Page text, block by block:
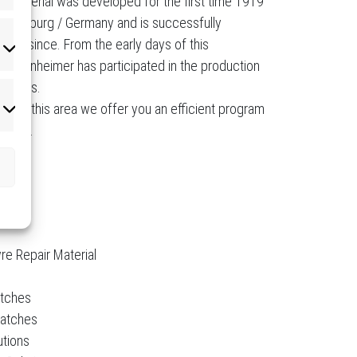
Hamburg / Germany and is successfully
since. From the early days of this
Reinheimer has participated in the production
in this area we offer you an efficient program
Repair Material